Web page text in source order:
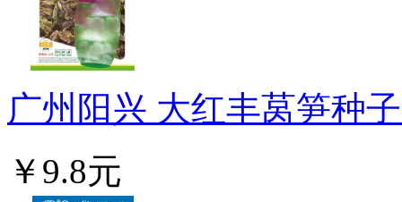
广州阳兴 大红丰莴笋种
￥9.8元